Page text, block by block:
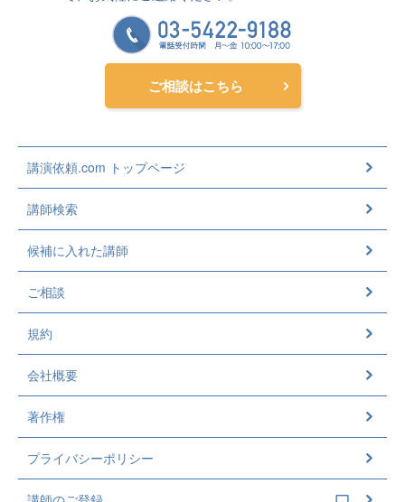
ご相談はこちら
講演依頼.com トップページ
講師検索
候補に入れた講師
ご相談
規約
会社概要
著作権
プライバシーポリシー